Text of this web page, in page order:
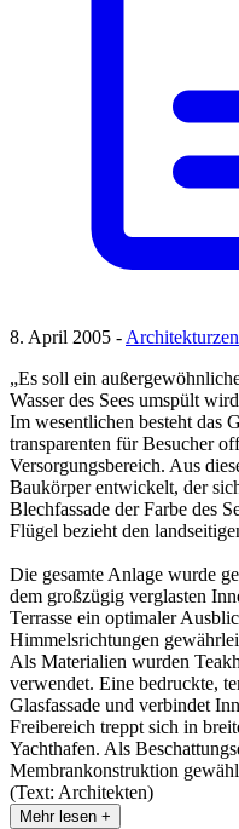
8. April 2005 -
„Es soll ein
Wasser des Sees umspült
Im wesentlichen besteht das
transparenten für Besucher
Versorgungsbereich. Aus
Baukörper entwickelt, der
Blechfassade der Farbe des
Flügel bezieht den
Die gesamte Anlage wurde
dem großzügig verglasten
Terrasse ein optimaler
Himmelsrichtungen
Als Materialien wurden
verwendet. Eine bedruckte,
Glasfassade und verbindet
Freibereich treppt sich in
Yachthafen. Als
Membrankonstruktion
(Text: Architekten)
Mehr lesen +